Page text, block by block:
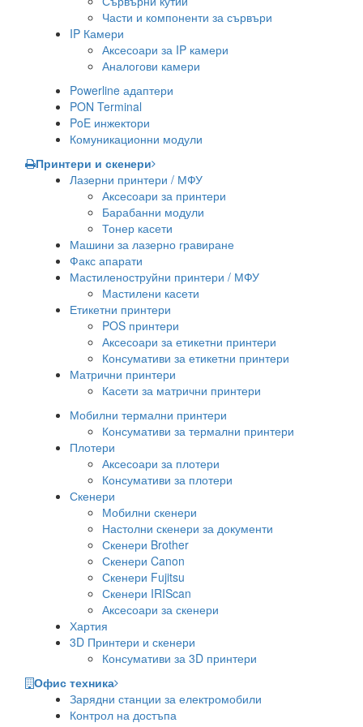
Части и компоненти за сървъри
IP Камери
Аксесоари за IP камери
Аналогови камери
Powerline адаптери
PON Terminal
PoE инжектори
Комуникационни модули
Принтери и скенери
Лазерни принтери / МФУ
Аксесоари за принтери
Барабанни модули
Тонер касети
Машини за лазерно гравиране
Факс апарати
Мастиленоструйни принтери / МФУ
Мастилени касети
Етикетни принтери
POS принтери
Аксесоари за етикетни принтери
Консумативи за етикетни принтери
Матрични принтери
Касети за матрични принтери
Мобилни термални принтери
Консумативи за термални принтери
Плотери
Аксесоари за плотери
Консумативи за плотери
Скенери
Мобилни скенери
Настолни скенери за документи
Скенери Brother
Скенери Canon
Скенери Fujitsu
Скенери IRIScan
Аксесоари за скенери
Хартия
3D Принтери и скенери
Консумативи за 3D принтери
Офис техника
Зарядни станции за електромобили
Контрол на достъпа